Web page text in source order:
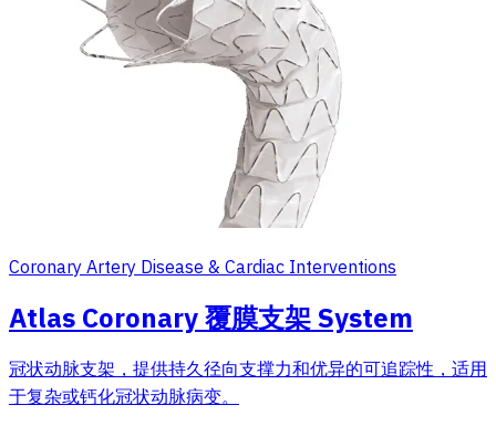
Coronary Artery Disease & Cardiac Interventions
Atlas Coronary 覆膜支架 System
冠状动脉支架，提供持久径向支撑力和优异的可追踪性，适用
于复杂或钙化冠状动脉病变。